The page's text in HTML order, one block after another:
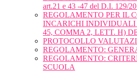
art.21 e 43 -47 del D.I. 129/
REGOLAMENTO PER IL
INCARICHI INDIVIDUALI
45, COMMA 2, LETT. H)
PROTOCOLLO
REGOLAMENTO:
REGOLAMENTO:
SCUOLA